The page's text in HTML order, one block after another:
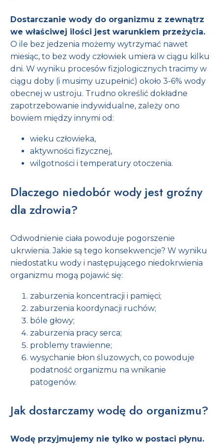
Dostarczanie wody do organizmu z zewnątrz
we właściwej ilości jest warunkiem przeżycia.
O ile bez jedzenia możemy wytrzymać nawet
miesiąc, to bez wody człowiek umiera w ciągu kilku
dni. W wyniku procesów fizjologicznych tracimy w
ciągu doby (i musimy uzupełnić) około 3-6% wody
obecnej w ustroju. Trudno określić dokładne
zapotrzebowanie indywidualne, zależy ono
bowiem między innymi od:
wieku człowieka,
aktywności fizycznej,
wilgotności i temperatury otoczenia.
Dlaczego niedobór wody jest groźny
dla zdrowia?
Odwodnienie ciała powoduje pogorszenie
ukrwienia. Jakie są tego konsekwencje? W wyniku
niedostatku wody i następującego niedokrwienia
organizmu mogą pojawić się:
zaburzenia koncentracji i pamięci;
zaburzenia koordynacji ruchów;
bóle głowy;
zaburzenia pracy serca;
problemy trawienne;
wysychanie błon śluzowych, co powoduje
podatność organizmu na wnikanie
patogenów.
Jak dostarczamy wodę do organizmu?
Wodę przyjmujemy nie tylko w postaci płynu.